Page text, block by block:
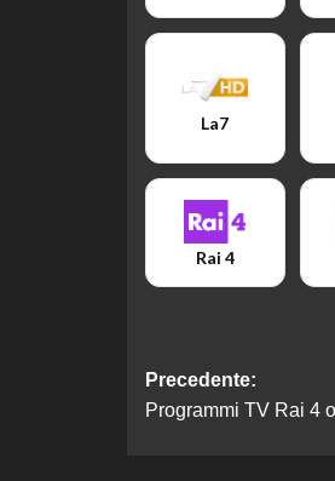
La7
Rai 4
Navigazione
articolo
Precedente:
Programmi TV Rai 4